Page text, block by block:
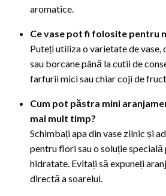
aromatice.
Ce vase pot fi folosite pentru
Puteți utiliza o varietate de vase,
sau borcane până la cutii de
farfurii mici sau chiar coji de
Cum pot păstra mini
mai mult timp?
Schimbați apa din vase zilnic și
pentru flori sau o soluție specială
hidratate. Evitați să expuneți
directă a soarelui.